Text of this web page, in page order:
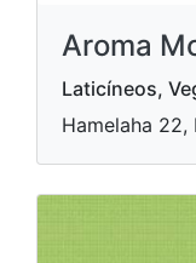
Aroma
Laticíneos,
Hamelaha 22,